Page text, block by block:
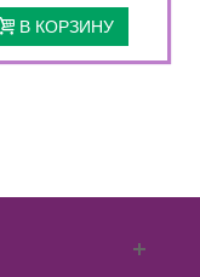
В КОРЗИНУ